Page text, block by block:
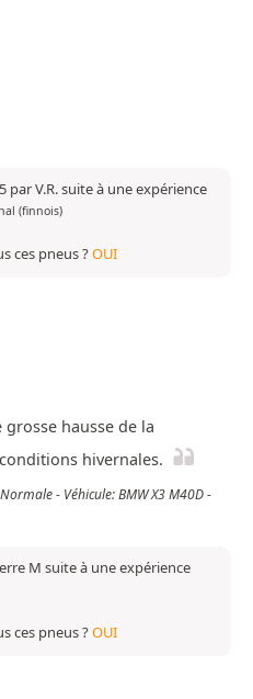
V.R. suite à une expérience
(finnois)
ces pneus ?OUI
grosse hausse de la
hivernales.
- Véhicule: BMW X3 M40D -
M suite à une expérience
ces pneus ?OUI